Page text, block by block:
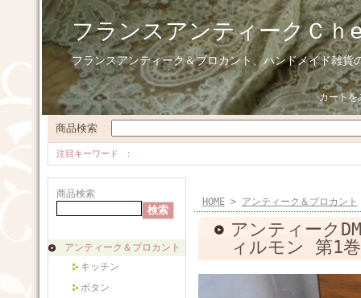
フランスアンティークＣｈ
フランスアンティーク＆ブロカント、ハンドメイド雑貨
カートを
商品検索
注目キーワード
商品検索
アンティーク＆ブロカント
キッチン
ボタン
HOME> アンティーク＆ブロカント
アンティーク
ィルモン 第1巻